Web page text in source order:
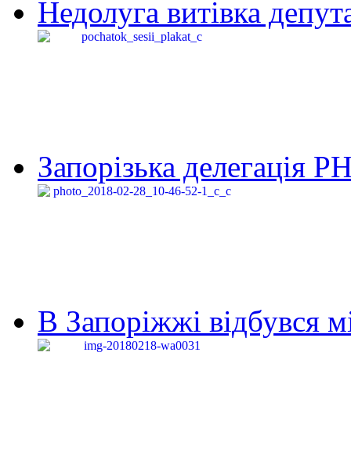
Недолуга витівка
Запорізька делегація
В Запоріжжі відбувся